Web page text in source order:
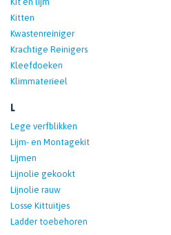
Kitten
Kwastenreiniger
Krachtige Reinigers
Kleefdoeken
Klimmaterieel
L
Lege verfblikken
Lijm- en Montagekit
Lijmen
Lijnolie gekookt
Lijnolie rauw
Losse Kittuitjes
Ladder toebehoren